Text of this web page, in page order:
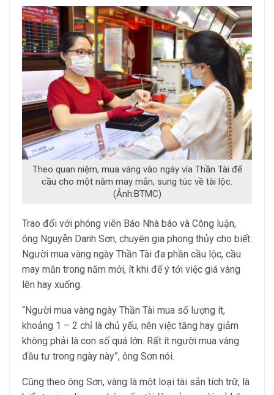
Theo quan niệm, mua vàng vào ngày vía Thần Tài để
cầu cho một năm may mắn, sung túc về tài lộc.
(Ảnh:BTMC)
Trao đổi với phóng viên Báo Nhà báo và Công luận,
ông Nguyễn Danh Sơn, chuyên gia phong thủy cho biết:
Người mua vàng ngày Thần Tài đa phần cầu lộc, cầu
may mắn trong năm mới, ít khi để ý tới việc giá vàng
lên hay xuống.
“Người mua vàng ngày Thần Tài mua số lượng ít,
khoảng 1 – 2 chỉ là chủ yếu, nên việc tăng hay giảm
không phải là con số quá lớn. Rất ít người mua vàng
đầu tư trong ngày này”, ông Sơn nói.
Cũng theo ông Sơn, vàng là một loại tài sản tích trữ, là